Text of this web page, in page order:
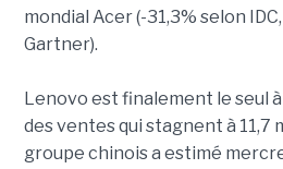
mondial Acer (-31,3% selon
Gartner).
Lenovo est finalement le seul
des ventes qui stagnent à 11,7
groupe chinois a estimé